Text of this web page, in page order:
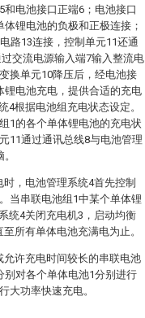
电池接口正端6；电池接口
锂电池的负极和正极连接；
路13连接，控制单元11还通
交流电源输入端7输入整流电
换单元10降压后，经电池接
锂电池充电，提供合适的充电
4根据电池组充电状态设定。
1的各个单体锂电池的充电状
11通过通讯总线8与电池管理
，电池管理系统4首先控制
当串联电池组1中某个单体锂
统4关闭充电机3，启动均衡
所有单体电池充满电为止。
许充电时间较长的串联电池
别对各个单体电池1分别进行
大功率快速充电。